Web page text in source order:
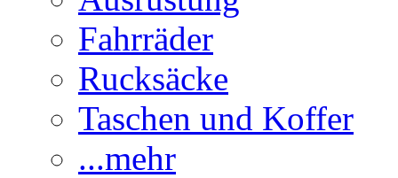
Fahrräder
Rucksäcke
Taschen und Koffer
...mehr